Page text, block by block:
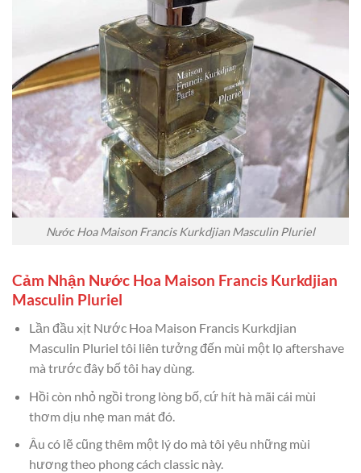
Nước Hoa Maison Francis Kurkdjian Masculin Pluriel
Cảm Nhận Nước Hoa Maison Francis Kurkdjian
Masculin Pluriel
Lần đầu xịt Nước Hoa Maison Francis Kurkdjian
Masculin Pluriel tôi liên tưởng đến mùi một lọ aftershave
mà trước đây bố tôi hay dùng.
Hồi còn nhỏ ngồi trong lòng bố, cứ hít hà mãi cái mùi
thơm dịu nhẹ man mát đó.
Âu có lẽ cũng thêm một lý do mà tôi yêu những mùi
hương theo phong cách classic này.